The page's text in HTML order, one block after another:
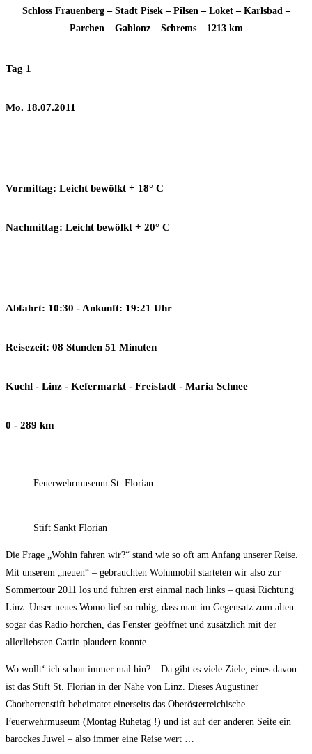
Schloss Frauenberg – Stadt Pisek – Pilsen – Loket – Karlsbad –
Parchen – Gablonz – Schrems – 1213 km
Tag 1
Mo. 18.07.2011
Vormittag: Leicht bewölkt + 18° C
Nachmittag: Leicht bewölkt + 20° C
Abfahrt: 10:30 - Ankunft: 19:21 Uhr
Reisezeit: 08 Stunden 51 Minuten
Kuchl - Linz - Kefermarkt - Freistadt - Maria Schnee
0 - 289 km
Feuerwehrmuseum St. Florian
Stift Sankt Florian
Die Frage „Wohin fahren wir?“ stand wie so oft am Anfang unserer Reise.
Mit unserem „neuen“ – gebrauchten Wohnmobil starteten wir also zur
Sommertour 2011 los und fuhren erst einmal nach links – quasi Richtung
Linz. Unser neues Womo lief so ruhig, dass man im Gegensatz zum alten
sogar das Radio horchen, das Fenster geöffnet und zusätzlich mit der
allerliebsten Gattin plaudern konnte …
Wo wollt‘ ich schon immer mal hin? – Da gibt es viele Ziele, eines davon
ist das Stift St. Florian in der Nähe von Linz. Dieses Augustiner
Chorherrenstift beheimatet einerseits das Oberösterreichische
Feuerwehrmuseum (Montag Ruhetag !) und ist auf der anderen Seite ein
barockes Juwel – also immer eine Reise wert …